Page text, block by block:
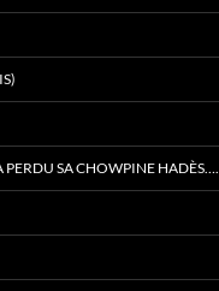
PERDU SA CHOWPINE HADÈS….